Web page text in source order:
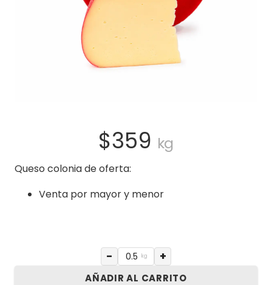
$359 kg
Queso colonia de oferta:
Venta por mayor y menor
− kg +
AÑADIR AL CARRITO